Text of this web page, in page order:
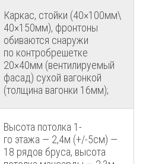
Каркас, стойки (40×100мм\
40×150мм), фронтоны
обиваются снаружи
по контробрешетке
20×40мм (вентилируемый
фасад) сухой вагонкой
(толщина вагонки 16мм);
Высота потолка 1-
го этажа — 2,4м (+/-5см) —
18 рядов бруса, высота